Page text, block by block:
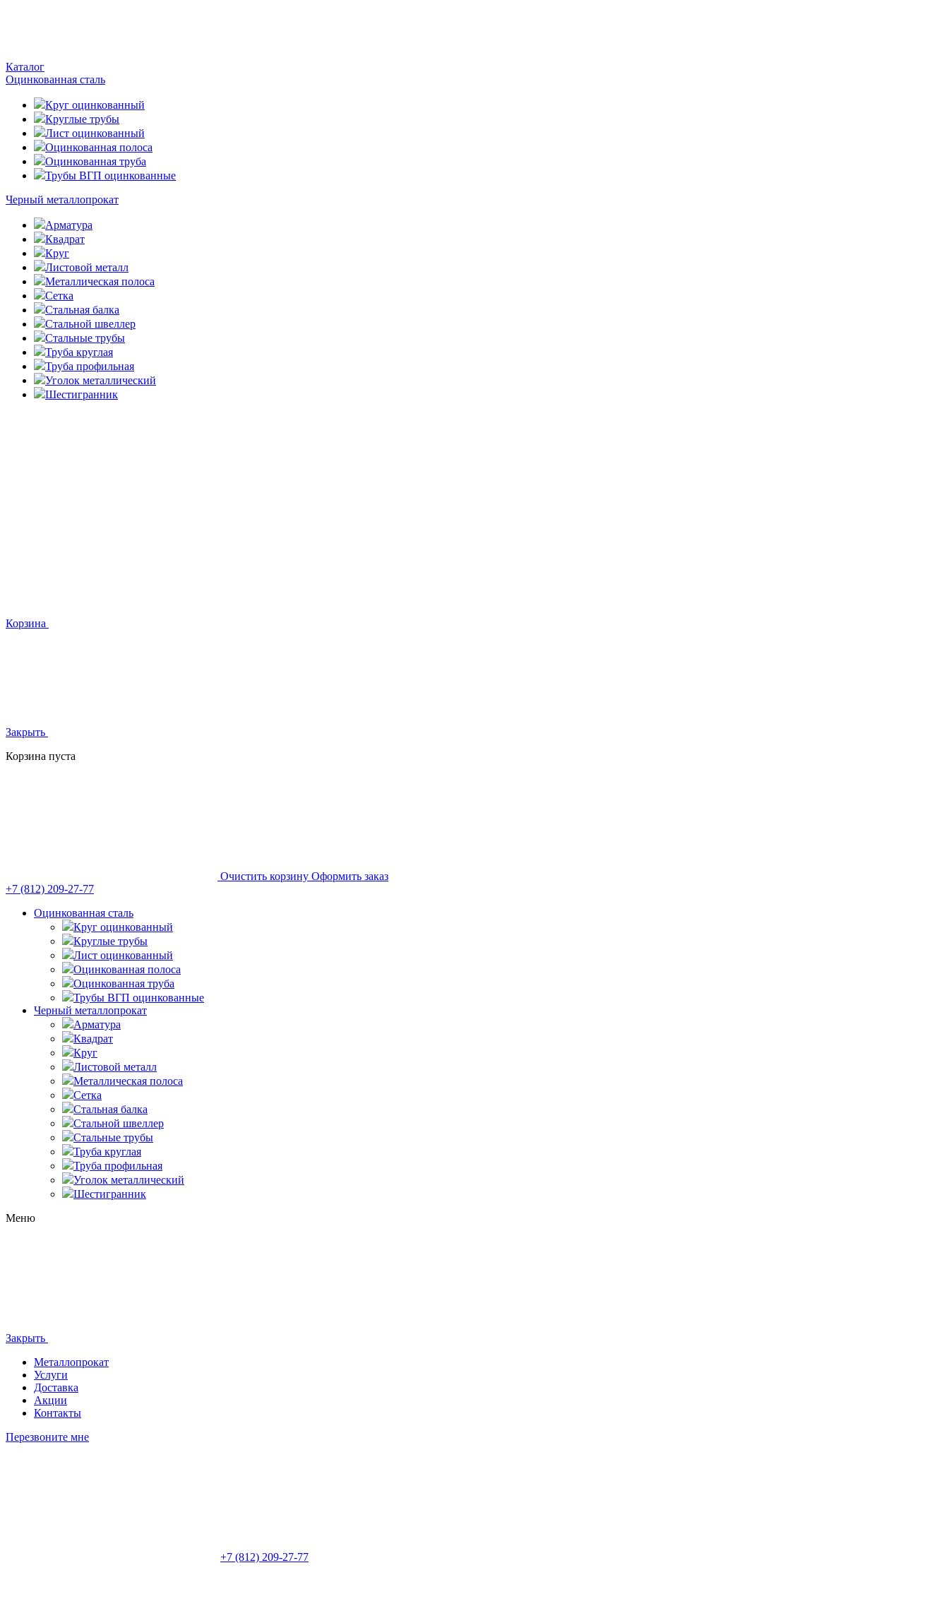
Каталог
Оцинкованная сталь
Круг оцинкованный
Круглые трубы
Лист оцинкованный
Оцинкованная полоса
Оцинкованная труба
Трубы ВГП оцинкованные
Черный металлопрокат
Арматура
Квадрат
Круг
Листовой металл
Металлическая полоса
Сетка
Стальная балка
Стальной швеллер
Стальные трубы
Труба круглая
Труба профильная
Уголок металлический
Шестигранник
Корзина
Закрыть
Корзина пуста
Очистить корзину Оформить заказ
+7 (812) 209-27-77
Оцинкованная сталь
Круг оцинкованный
Круглые трубы
Лист оцинкованный
Оцинкованная полоса
Оцинкованная труба
Трубы ВГП оцинкованные
Черный металлопрокат
Арматура
Квадрат
Круг
Листовой металл
Металлическая полоса
Сетка
Стальная балка
Стальной швеллер
Стальные трубы
Труба круглая
Труба профильная
Уголок металлический
Шестигранник
Меню
Закрыть
Металлопрокат
Услуги
Доставка
Акции
Контакты
Перезвоните мне
+7 (812) 209-27-77